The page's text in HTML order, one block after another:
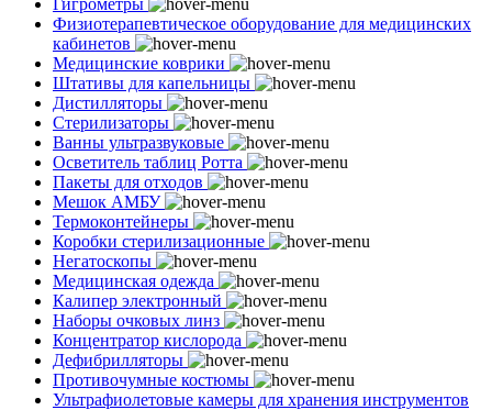
Физиотерапевтическое оборудование для медицинских
кабинетов
Медицинские коврики
Штативы для капельницы
Дистилляторы
Стерилизаторы
Ванны ультразвуковые
Осветитель таблиц Ротта
Пакеты для отходов
Мешок АМБУ
Термоконтейнеры
Коробки стерилизационные
Негатоскопы
Медицинская одежда
Калипер электронный
Наборы очковых линз
Концентратор кислорода
Дефибрилляторы
Противочумные костюмы
Ультрафиолетовые камеры для хранения инструментов